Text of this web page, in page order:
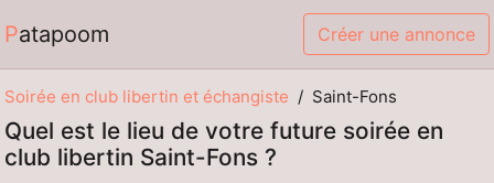
Patapoom Créer une annonce
Soirée en club libertin et échangiste Saint-Fons
Quel est le lieu de votre future soirée en
club libertin Saint-Fons ?